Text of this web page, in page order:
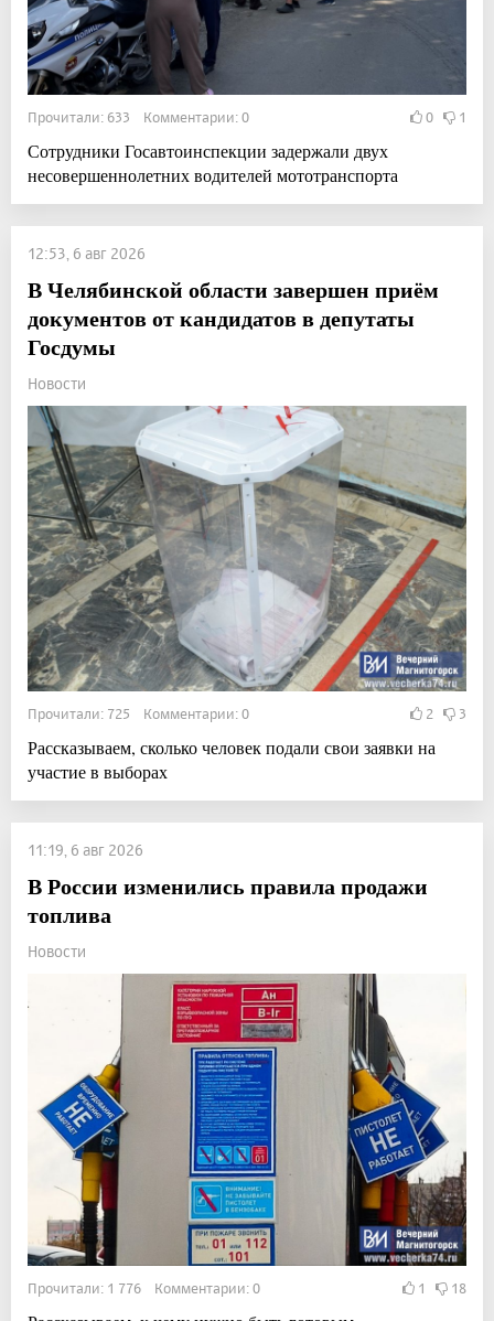
Прочитали: 633 Комментарии: 0 0 1
Сотрудники Госавтоинспекции задержали двух
несовершеннолетних водителей мототранспорта
12:53, 6 авг 2026
В Челябинской области завершен приём
документов от кандидатов в депутаты
Госдумы
Новости
Прочитали: 725 Комментарии: 0 2 3
Рассказываем, сколько человек подали свои заявки на
участие в выборах
11:19, 6 авг 2026
В России изменились правила продажи
топлива
Новости
Прочитали: 1 776 Комментарии: 0 1 18